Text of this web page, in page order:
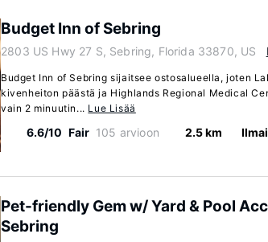
Budget Inn of Sebring
2803 US Hwy 27 S, Sebring, Florida 33870, US
Budget Inn of Sebring sijaitsee ostosalueella, joten
kivenheiton päästä ja Highlands Regional Medical
vain 2 minuutin... Lue Lisää
6.6/10 Fair 105 arvioon 2.5 km
Pet-friendly Gem w/ Yard & Pool
Sebring